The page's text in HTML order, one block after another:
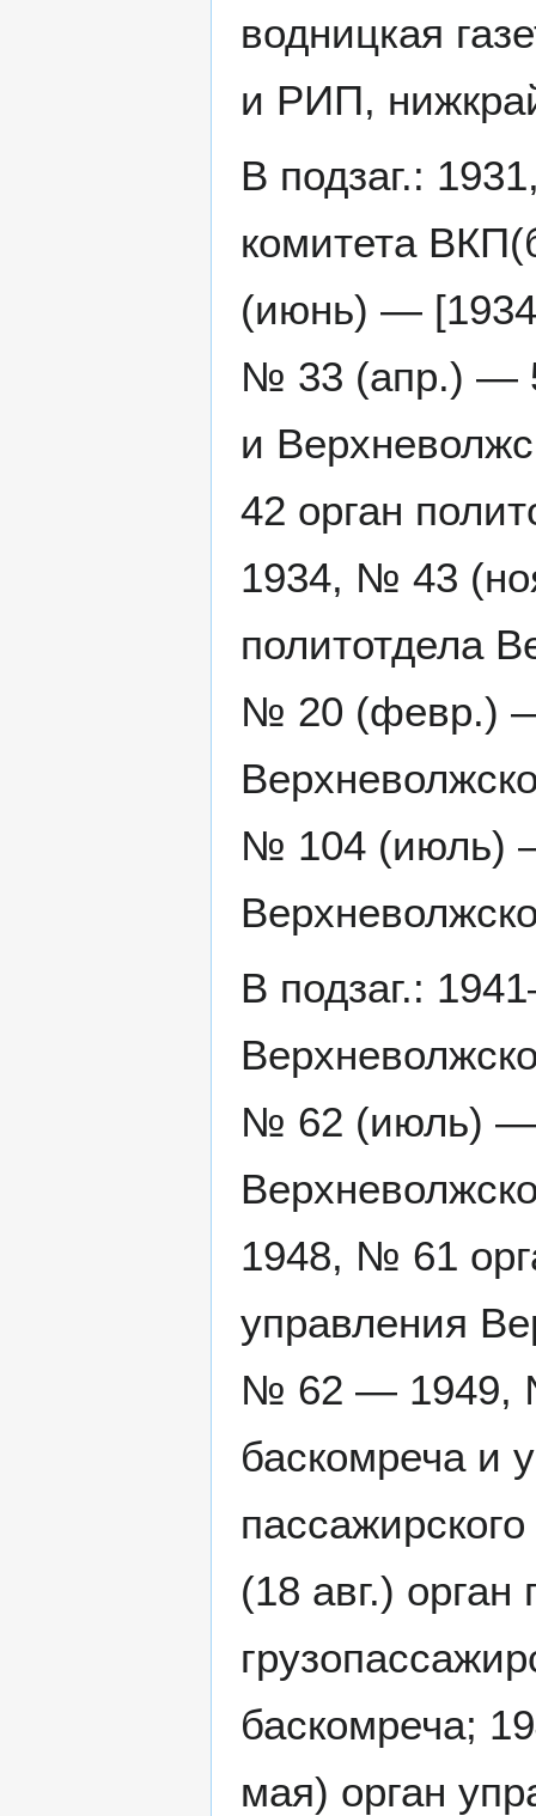
водницкая
и РИП,
В подзаг.:
комитета
(июнь) — [1934]
№ 33 (апр.) —
и
42 орган
1934, № 43
политотдела
№ 20 (февр.) —
№ 104 (июль)
В подзаг.:
№ 62 (июль) —
1948, № 61
управления
№ 62 — 1949, №
баскомреча и
(18 авг.) орган
баскомреча;
мая) орган